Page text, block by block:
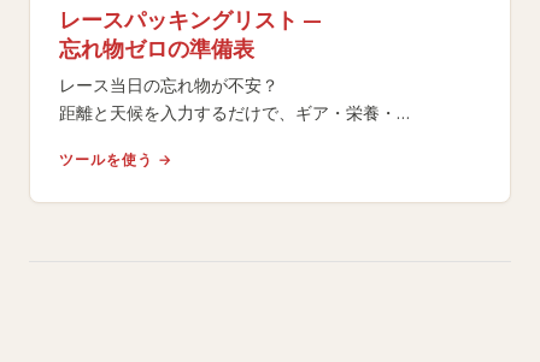
レースパッキングリスト —
忘れ物ゼロの準備表
レース当日の忘れ物が不安？
距離と天候を入力するだけで、ギア・栄養・
チェックリストを生成。
ツールを使う →